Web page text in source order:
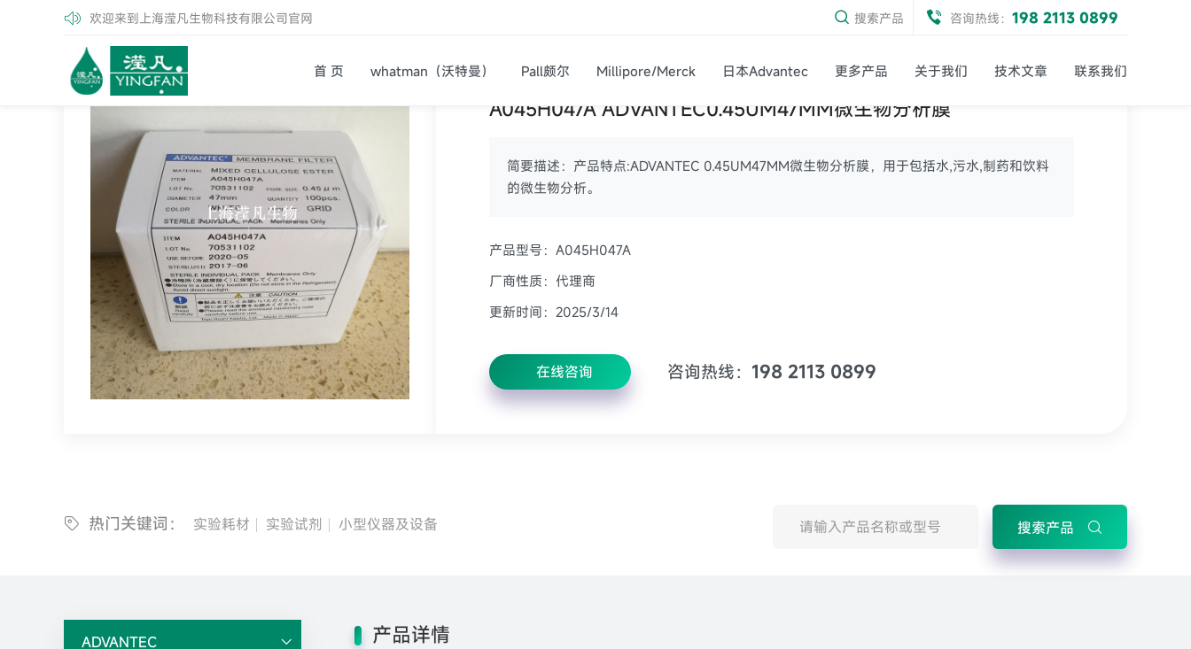
欢迎来到上海滢凡生物科技有限公司官网 搜索产品 咨询热线： 198 2113 0899
首 页 whatman（沃特曼） Pall颇尔 Millipore/Merck 日本Advantec 更多产品 关于我们 技术文章 联系我们
A045H047A ADVANTEC0.45UM47MM微生物分析膜
简要描述：产品特点:ADVANTEC 0.45UM47MM微生物分析膜，用于包括水,污水,制药和饮料
的微生物分析。
产品型号：A045H047A
厂商性质：代理商
更新时间：2025/3/14
在线咨询 咨询热线： 198 2113 0899
热门关键词： 实验耗材 实验试剂 小型仪器及设备 搜索产品
ADVANTEC 产品详情